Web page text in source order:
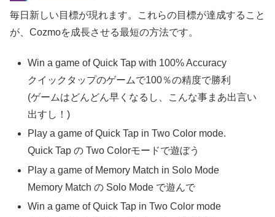
毎日新しい目標が現れます。これらの目標が達成すること
が、Cozmoを成長させる最短の方法です。
Win a game of Quick Tap with 100% Accuracy
クイックタップのゲームで100％の精度で勝利
(ゲームはどんどん早くなるし、こんな事まあ出言い
出すし！)
Play a game of Quick Tap in Two Color mode.
Quick Tap の Two Colorモードで遊ぼう
Play a game of Memory Match in Solo Mode
Memory Match の Solo Mode で遊んで
Win a game of Quick Tap in Two Color mode